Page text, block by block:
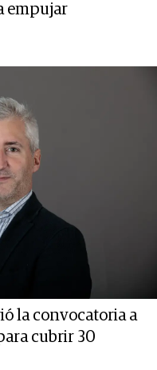
empujar
la convocatoria a
cubrir 30